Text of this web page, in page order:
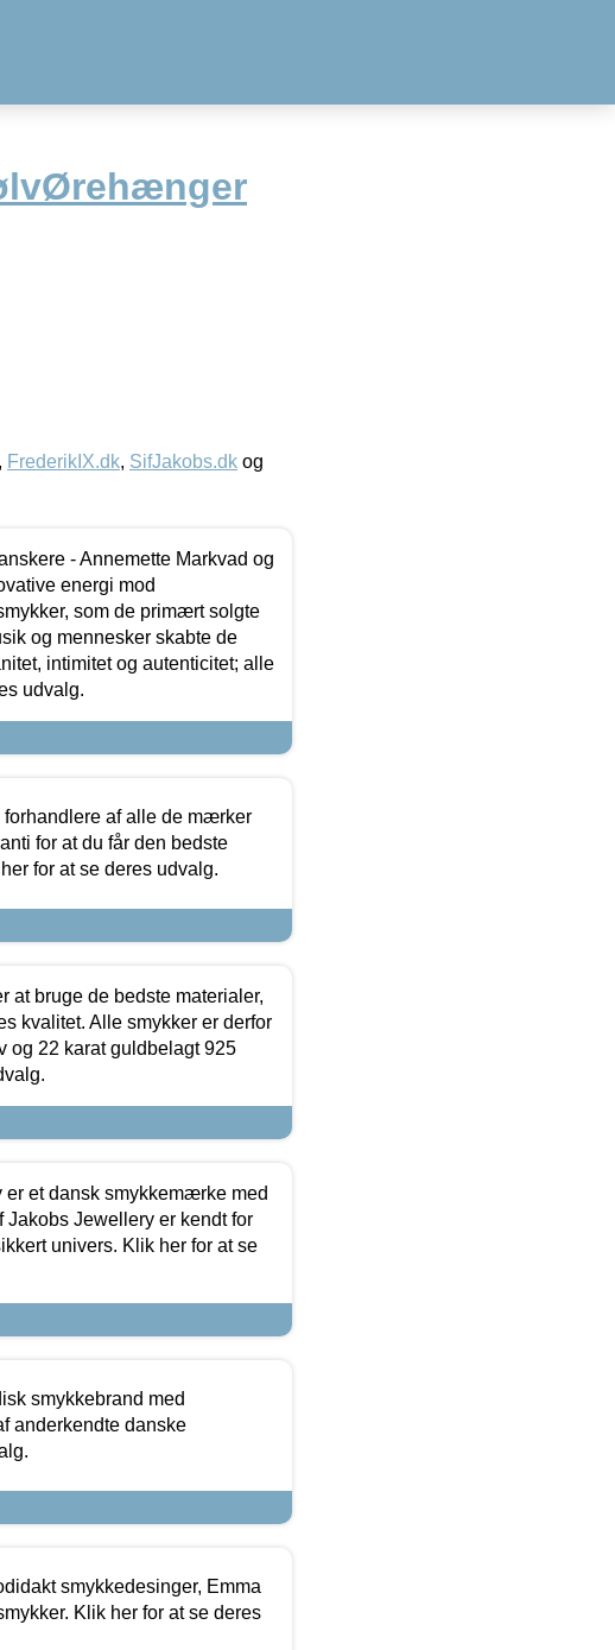
, FrederikIX.dk, SifJakobs.dk og
- Annemette Markvad og
energi mod
som de primært solgte
og mennesker skabte de
intimitet og autenticitet; alle
udvalg.
af alle de mærker
for at du får den bedste
for at se deres udvalg.
at bruge de bedste materialer,
kvalitet. Alle smykker er derfor
og 22 karat guldbelagt 925
et dansk smykkemærke med
Jewellery er kendt for
univers. Klik her for at se
smykkebrand med
anderkendte danske
smykkedesinger, Emma
Klik her for at se deres